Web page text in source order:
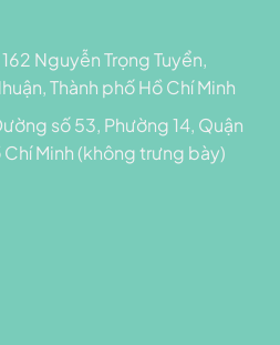
0937222487
#babydiamon234,
Nguyễn Trọng Tuyển,
Thành phố Hồ Chí Minh
số 53, Phường 14, Quận
Chí Minh (không trưng bày)